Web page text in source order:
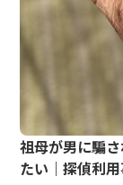
祖母が男に騙
たい｜探偵利